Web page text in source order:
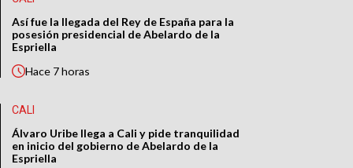
Así fue la llegada del Rey de España para la
posesión presidencial de Abelardo de la
Espriella
Hace 7 horas
CALI
Álvaro Uribe llega a Cali y pide tranquilidad
en inicio del gobierno de Abelardo de la
Espriella